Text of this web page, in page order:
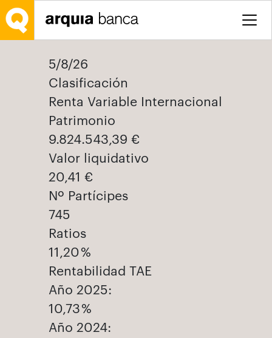
Saltar al contenido principal
5/8/26
Clasificación
Renta Variable Internacional
Patrimonio
9.824.543,39 €
Valor liquidativo
20,41 €
Nº Partícipes
745
Ratios
11,20 %
Rentabilidad TAE
Año 2025:
10,73 %
Año 2024: